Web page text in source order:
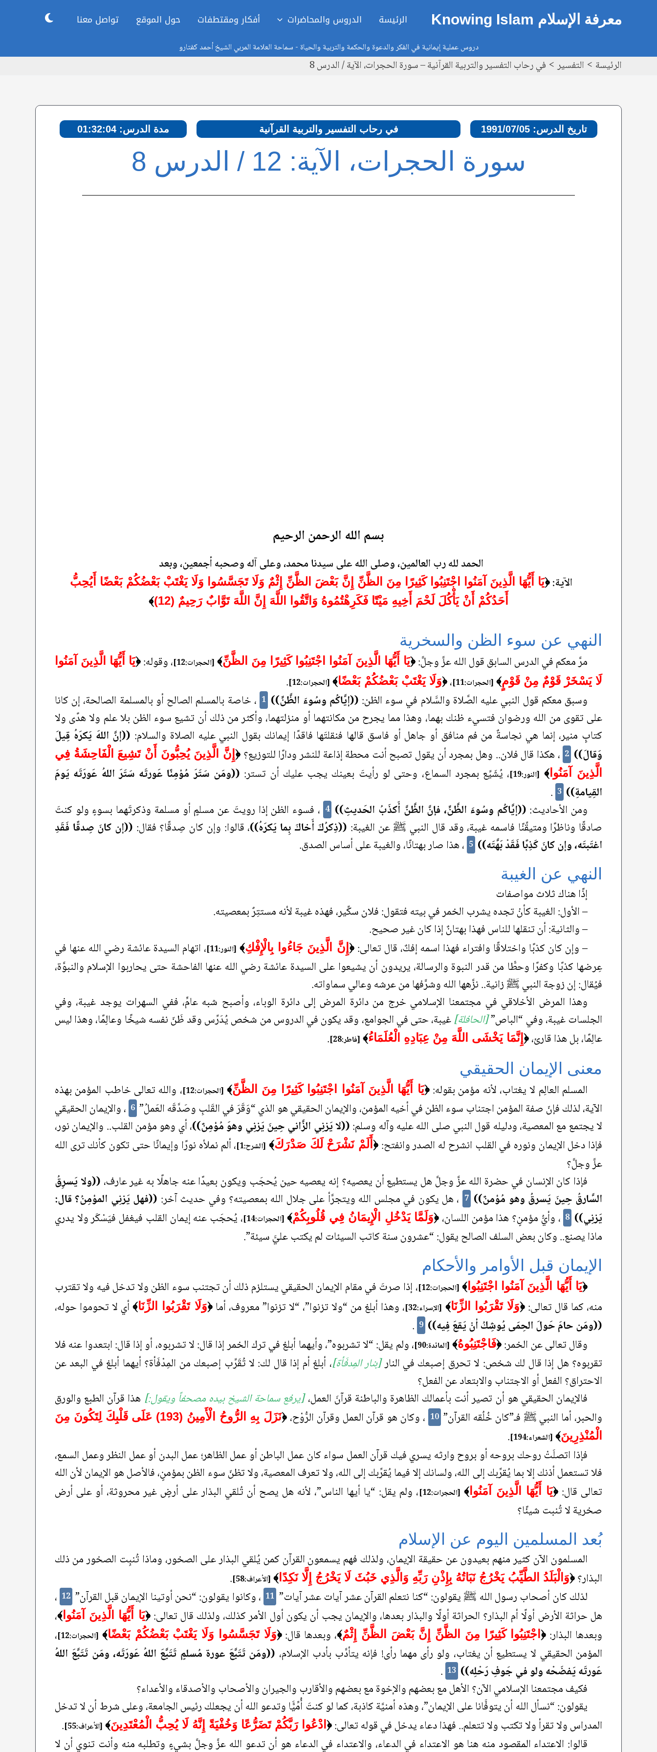
معرفة الإسلام Knowing Islam الرئيسة الدروس والمحاضرات أفكار ومقتطفات حول الموقع تواصل معنا
دروس عملية إيمانية في الفكر والدعوة والحكمة والتربية والحياة - سماحة العلامة المربي الشيخ أحمد كفتارو
الرئيسة التفسير في رحاب التفسير والتربية القرآنية – سورة الحجرات، الآية / الدرس 8
تاريخ الدرس: 1991/07/05 في رحاب التفسير والتربية القرآنية مدة الدرس: 01:32:04
سورة الحجرات، الآية: 12 / الدرس 8
بسم الله الرحمن الرحيم
الحمد لله رب العالمين، وصلى الله على سيدنا محمد، وعلى آله وصحبه أجمعين، وبعد
الآية: ﴿يَا أَيُّهَا الَّذِينَ آمَنُوا اجْتَنِبُوا كَثِيرًا مِنَ الظَّنِّ إِنَّ بَعْضَ الظَّنِّ إِثْمٌ وَلَا تَجَسَّسُوا وَلَا يَغْتَبْ بَعْضُكُمْ بَعْضًا أَيُحِبُّ
أَحَدُكُمْ أَنْ يَأْكُلَ لَحْمَ أَخِيهِ مَيْتًا فَكَرِهْتُمُوهُ وَاتَّقُوا اللَّهَ إِنَّ اللَّهَ تَوَّابٌ رَحِيمٌ (12)
﴾
النهي عن سوء الظن والسخرية
مرَّ معكم في الدرس السابق قول الله عزَّ وجلَّ:﴿يَا أَيُّهَا الَّذِينَ آمَنُوا اجْتَنِبُوا كَثِيرًا مِنَ الظَّنِّ﴾ [الحجرات:12] ، وقوله: ﴿يَا أَيُّهَا الَّذِينَ آمَنُوا
لَا يَسْخَرْ قَوْمٌ مِنْ قَوْمٍ﴾ [الحجرات:11] ، ﴿وَلَا يَغْتَبْ بَعْضُكُمْ بَعْضًا﴾ [الحجرات:12]
.
وسبق معكم قول النبي عليه الصَّلاة والسَّلام في سوء الظن: ((إيَّاكُم وسُوءَ الظَّنِّ)) 1 ، خاصة بالمسلم الصالح أو بالمسلمة الصالحة، إن كانا
على تقوى من الله ورضوان فتسيء ظنك بهما، وهذا مما يجرح من مكانتهما أو منزلتهما، وأكثر من ذلك أن تشيع سوء الظن بلا علم ولا هدًى ولا
كتابٍ منير، إنما هي نجاسةٌ من فم منافق أو جاهل أو فاسق قالها فنقلتَها فاقدًا إيمانك بقول النبي عليه الصلاة والسلام: ((إنَّ اللهَ يَكرَهُ قِيلَ
وَقالَ)) 2 ، هكذا قال فلان.. وهل بمجرد أن يقول تصبح أنت محطة إذاعة للنشر ودارًا للتوزيع؟﴿ إِنَّ الَّذِينَ يُحِبُّونَ أَنْ تَشِيعَ الْفَاحِشَةُ فِي
الَّذِينَ آمَنُوا﴾ [النور:19] ، يُشَيِّع بمجرد السماع، وحتى لو رأيتَ بعينك يجب عليك أن تستر: ((ومَن سَتَرَ مُؤمِنًا عَورتَه سَتَرَ اللهُ عَورَتَه يَومَ
القِيامةِ)) 3
.
ومن الأحاديث: ((إيَّاكُم وسُوءَ الظَّنِّ، فإنَّ الظَّنَّ أَكذَبُ الحَديثِ)) 4 ، فسوء الظن إذا رويتَ عن مسلمٍ أو مسلمة وذكرتَهما بسوءٍ ولو كنتَ
صادقًا وناظرًا ومتيقِّنًا فاسمه غيبة، وقد قال النبي ﷺ عن الغيبة: ((ذِكرُكَ أَخاكَ بِما يَكرَهُ))، قالوا: وإن كان صِدقًا؟ فقال: ((إن كانَ صِدقًا فَقَدِ
اغتَبتَه، وإن كانَ كَذِبًا فَقَدْ بَهَّتَه)) 5 ، هذا صار بهتانًا، والغيبة على أساس الصدق.
النهي عن الغيبة
إذًا هناك ثلاث مواصفات
– الأول: الغيبة كأنْ تجده يشرب الخمر في بيته فتقول: فلان سكِّير، فهذه غيبة لأنه مستتِرٌ بمعصيته.
– والثانية: أن تنقلها للناس فهذا بهتانٌ إذا كان غير صحيح.
– وإن كان كذبًا واختلاقًا وافتراء فهذا اسمه إفكٌ، قال تعالى:﴿ إِنَّ الَّذِينَ جَاءُوا بِالْإِفْكِ﴾ [النور:11]
، اتهام السيدة عائشة رضي الله عنها في
عِرضها كذبًا وكفرًا وحطًّا من قدر النبوة والرسالة، يريدون أن يشيعوا على السيدة عائشة رضي الله عنها الفاحشة حتى يحاربوا الإسلام والنبوَّة،
فيُقال: إن زوجة النبي ﷺ زانية.. نزَّهها الله وشرَّفها من عرشه وعالي سماواته.
وهذا المرض الأخلاقي في مجتمعنا الإسلامي خرج من دائرة المرض إلى دائرة الوباء، وأصبح شبه عامٍّ، ففي السهرات يوجد غيبة، وفي
الجلسات غيبة، وفي “الباص”[الحافلة]غيبة، حتى في الجوامع، وقد يكون في الدروس من شخص يُدَرِّس وقد ظَنّ نفسه شيخًا وعالِمًا، وهذا ليس
عالِمًا، بل هذا قارئ، ﴿ إِنَّمَا يَخْشَى اللَّهَ مِنْ عِبَادِهِ الْعُلَمَاءُ﴾ [فاطر:28] .
معنى الإيمان الحقيقي
المسلم العالِم لا يغتاب، لأنه مؤمن بقوله:﴿يَا أَيُّهَا الَّذِينَ آمَنُوا اجْتَنِبُوا كَثِيرًا مِنَ الظَّنِّ﴾ [الحجرات:12]
، والله تعالى خاطب المؤمن بهذه
الآية، لذلك فإنّ صفة المؤمن اجتناب سوء الظن في أخيه المؤمن، والإيمان الحقيقي هو الذي “وَقَرَ في القَلبِ وصَدَّقَه العَملُ” 6 ، والإيمان الحقيقي
لا يجتمع مع المعصية، ودليله قول النبي صلى الله عليه وآله وسلم:((لا يَزنِي الزَّاني حِينَ يَزنِي وهوَ مُؤمِنٌ))، أي وهو مؤمن القلب.. والإيمان نور،
فإذا دخل الإيمان ونوره في القلب انشرح له الصدر وانفتح: ﴿أَلَمْ نَشْرَحْ لَكَ صَدْرَكَ﴾ [الشرح:1]
، ألم نملأه نورًا وإيمانًا حتى تكون كأنك ترى الله
عزَّ وجلَّ؟
فإذا كان الإنسان في حضرة الله عزَّ وجلَّ هل يستطيع أن يعصيه؟ إنه يعصيه حين يُحجَب ويكون بعيدًا عنه جاهلًا به غير عارف، ((ولا يَسرِقُ
السَّارقُ حِينَ يَسرقُ وهو مُؤمنٌ)) 7 ، هل يكون في مجلس الله ويتجرَّأ على جلال الله بمعصيته؟ وفي حديث آخر: ((فهل يَزنِي المؤمِنُ؟ قال:
يَزنِي)) 8 ، وأيُّ مؤمنٍ؟ هذا مؤمن اللسان، ﴿وَلَمَّا يَدْخُلِ الْإِيمَانُ فِي قُلُوبِكُمْ﴾ [الحجرات:14]
، يُحجَب عنه إيمان القلب فيغفل فيَسْكَر ولا يدري
ماذا يصنع.. وكان بعض السلف الصالح يقول: “عشرون سنة كاتب السيئات لم يكتب عليَّ سيئة”.
الإيمان قبل الأوامر والأحكام
﴿يَا أَيُّهَا الَّذِينَ آمَنُوا اجْتَنِبُوا﴾ [الحجرات:12]
، إذا صرتَ في مقام الإيمان الحقيقي يستلزم ذلك أن تجتنب سوء الظن ولا تدخل فيه ولا تقترب
منه، كما قال تعالى:﴿وَلَا تَقْرَبُوا الزِّنَا﴾ [الإسراء:32] ، وهذا أبلغ من “ولا تزنوا”، “لا تزنوا” معروف، أما﴿وَلَا تَقْرَبُوا الزِّنَا﴾أي لا تحوموا حوله،
((ومَن حامَ حَولَ الحِمَى يُوشِكُ أنْ يَقعَ فِيه)) 9
.
وقال تعالى عن الخمر: ﴿فَاجْتَنِبُوهُ﴾ [المائدة:90]
، ولم يقل: “لا تشربوه”، وأيهما أبلغ في ترك الخمر إذا قال: لا تشربوه، أو إذا قال: ابتعدوا عنه فلا
تقربوه؟ هل إذا قال لك شخص: لا تحرق إصبعك في النار[بنار المِدفَأة]، أبلغ أم إذا قال لك: لا تُقَرِّب إصبعك من المِدْفَأة؟ أيهما أبلغ في البعد عن
الاحتراق؟ الفعل أو الاجتناب والابتعاد عن الفعل؟
فالإيمان الحقيقي هو أن تصير أنت بأعمالك الظاهرة والباطنة قرآنَ العمل،[يرفع سماحة الشيخ بيده مصحفاً ويقول:] هذا قرآن الطبع والورق
والحبر، أما النبي ﷺ فـ”كان خُلُقه القرآن” 10 ، وكان هو قرآن العمل وقرآن الرُّوْح، ﴿
نَزَلَ بِهِ الرُّوحُ الْأَمِينُ (193) عَلَى قَلْبِكَ لِتَكُونَ مِنَ
الْمُنْذِرِينَ﴾ [الشعراء:194]
.
فإذا اتصلَتْ روحك بروحه أو بروح وارثه يسري فيك قرآن العمل سواء كان عمل الباطن أو عمل الظاهر؛ عمل البدن أو عمل النظر وعمل السمع،
فلا تستعمل أذنك إلا بما يُقرِّبك إلى الله، ولسانك إلا فيما يُقرِّبك إلى الله، ولا تعرف المعصية، ولا تظنّ سوء الظن بمؤمنٍ، فالأصل هو الإيمان لأن الله
تعالى قال:﴿يَا أَيُّهَا الَّذِينَ آمَنُوا﴾ [الحجرات:12]
، ولم يقل: “يا أيها الناس”، لأنه هل يصح أن تُلقي البذار على أرضٍ غير محروثة، أو على أرض
صخرية لا تُنبت شيئًا؟
بُعد المسلمين اليوم عن الإسلام
المسلمون الآن كثير منهم بعيدون عن حقيقة الإيمان، ولذلك فهم يسمعون القرآن كمن يُلقي البذار على الصخور، وماذا تُنبِت الصخور من ذلك
البذار؟ ﴿وَالْبَلَدُ الطَّيِّبُ يَخْرُجُ نَبَاتُهُ بِإِذْنِ رَبِّهِ وَالَّذِي خَبُثَ لَا يَخْرُجُ إِلَّا نَكِدًا ﴾ [الأعراف:58]
.
لذلك كان أصحاب رسول الله ﷺ يقولون: “كنا نتعلم القرآن عشر آيات عشر آيات” 11 ، وكانوا يقولون: “نحن أوتينا الإيمان قبل القرآن” 12 ،
هل حراثة الأرض أولًا أم البذار؟ الحراثة أولًا والبذار بعدها، والإيمان يجب أن يكون أول الأمر كذلك، ولذلك قال تعالى:﴿يَا أَيُّهَا الَّذِينَ آمَنُوا ﴾،
وبعدها البذار: ﴿اجْتَنِبُوا كَثِيرًا مِنَ الظَّنِّ إِنَّ بَعْضَ الظَّنِّ إِثْمٌ﴾، وبعدها قال:﴿وَلَا تَجَسَّسُوا وَلَا يَغْتَبْ بَعْضُكُمْ بَعْضًا﴾ [الحجرات:12]
،
المؤمن الحقيقي لا يستطيع أن يغتاب، ولو رأى مهما رأى! فإنه يتأدَّب بأدب الإسلام، ((ومَن تَتَبَّعَ عورة مُسلمٍ تَتَبَّعَ اللهُ عَورَتَه، ومَن تَتَبَّعَ اللهُ
عَورتَه يَفضَحْه ولو في جَوفِ رَحْلِه)) 13
.
فكيف مجتمعنا الإسلامي الآن؟ الأهل مع بعضهم والإخوة مع بعضهم والأقارب والجيران والأصحاب والأصدقاء والأعداء؟
يقولون: “نسأل الله أن يتوفَّانا على الإيمان”، وهذه أمنيَّة كاذبة، كما لو كنتَ أُمِّيًَّا وتدعو الله أن يجعلك رئيس الجامعة، وعلى شرط أن لا تدخل
المدراس ولا تقرأ ولا تكتب ولا تتعلم.. فهذا دعاء يدخل في قوله تعالى: ﴿ ادْعُوا رَبَّكُمْ تَضَرُّعًا وَخُفْيَةً إِنَّهُ لَا يُحِبُّ الْمُعْتَدِينَ﴾ [الأعراف:55]
.
قالوا: الاعتداء المقصود منه هنا هو الاعتداء في الدعاء، والاعتداء في الدعاء هو أن تدعو الله عزَّ وجلَّ بشيءٍ وتطلبه منه وأنت تنوي أن لا
navigation